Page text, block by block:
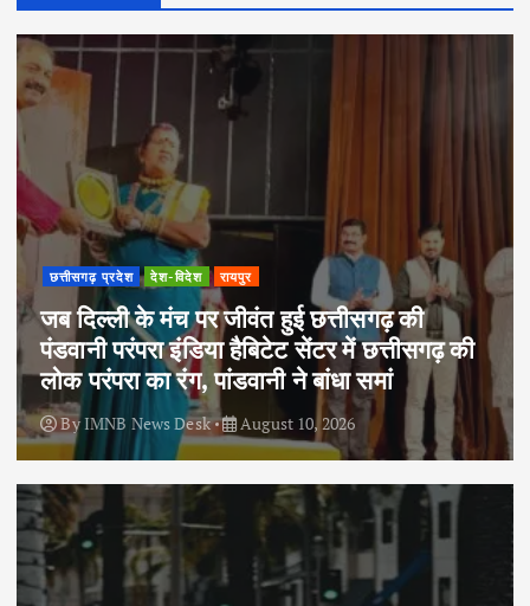
छत्तीसगढ़ प्रदेश देश-विदेश रायपुर
जब दिल्ली के मंच पर जीवंत हुई छत्तीसगढ़ की
पंडवानी परंपरा इंडिया हैबिटेट सेंटर में छत्तीसगढ़ की
लोक परंपरा का रंग, पांडवानी ने बांधा समां
ByIMNB News Desk August 10, 2026